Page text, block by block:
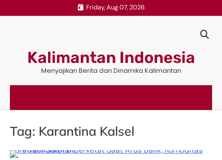
to
Friday, Aug 07, 2026
Kalimantan Indonesia
Menyajikan Berita dan Dinamika Kalimantan
Tag: Karantina Kalsel